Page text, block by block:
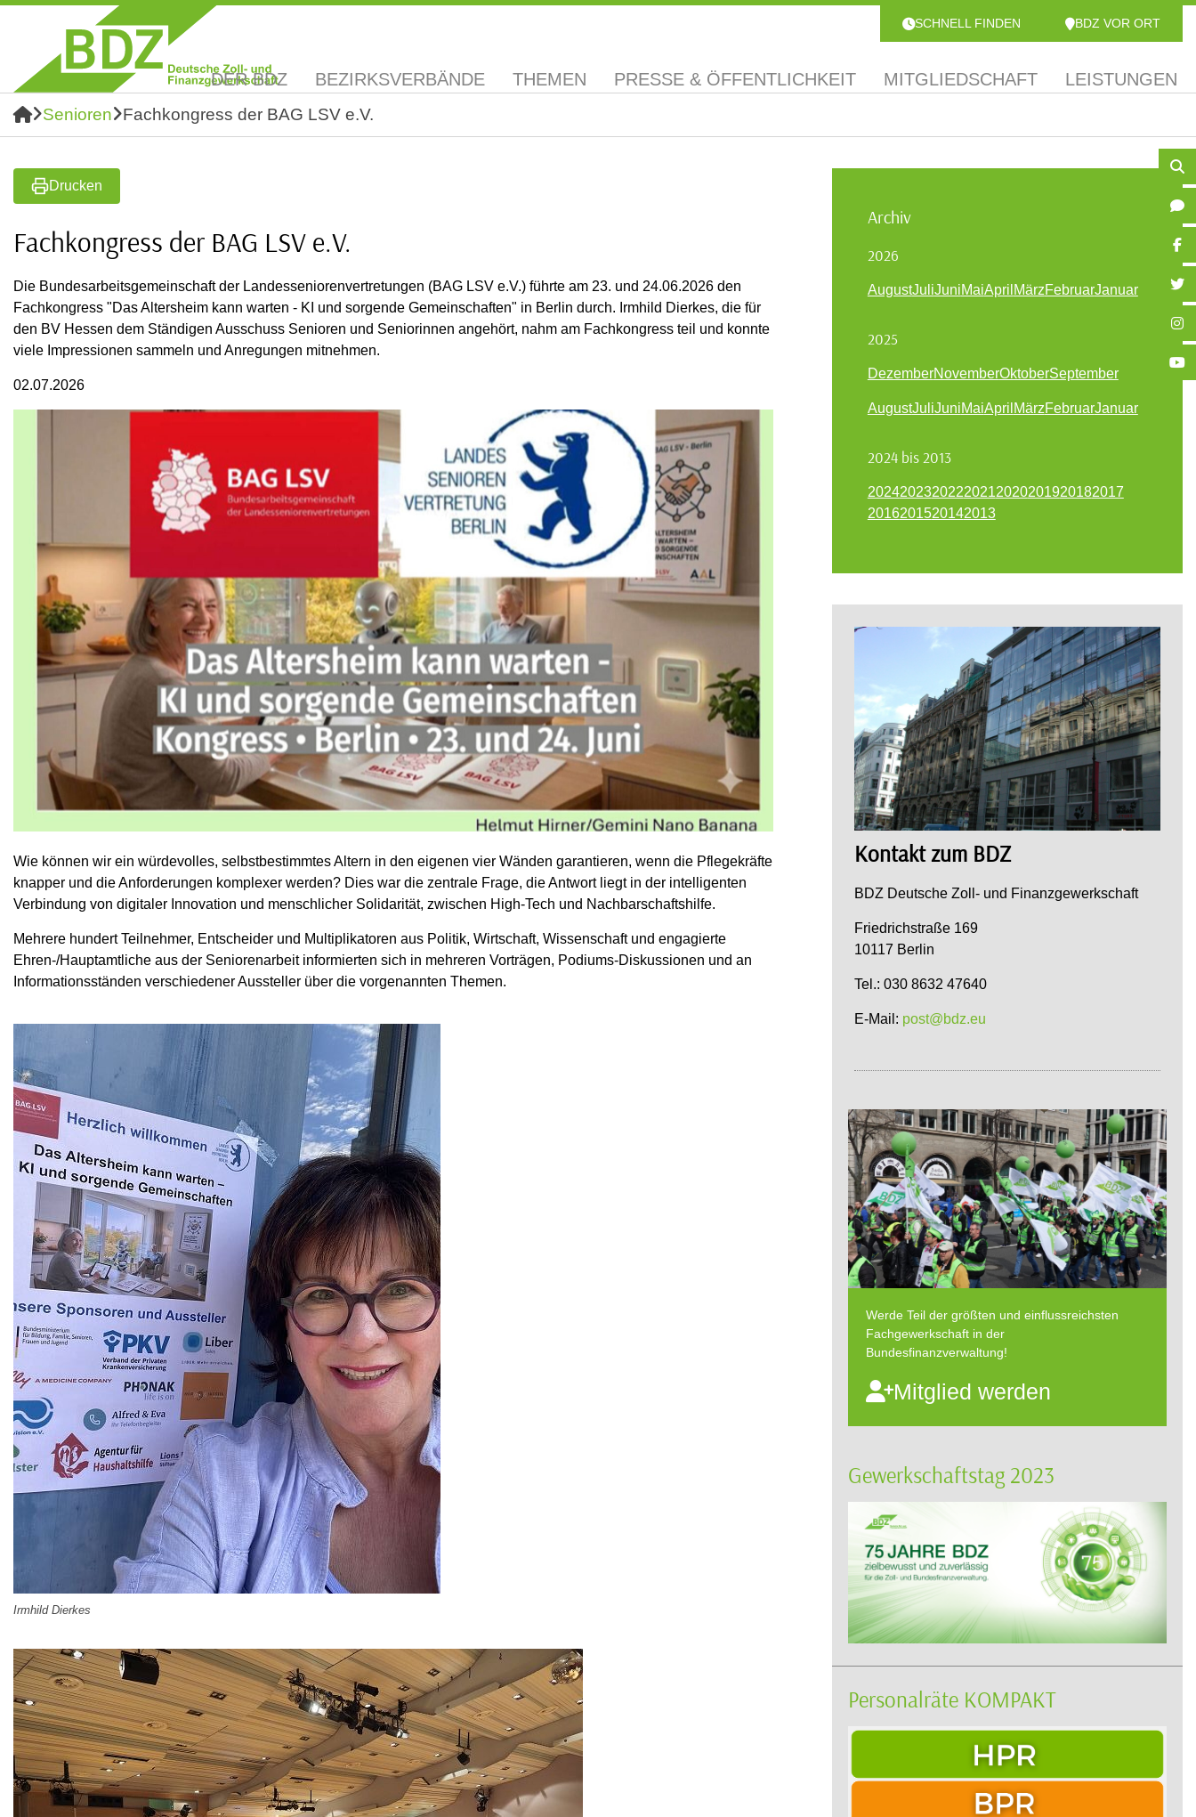
SCHNELL FINDEN BDZ VOR ORT
DER BDZ BEZIRKSVERBÄNDE THEMEN PRESSE & ÖFFENTLICHKEIT MITGLIEDSCHAFT LEISTUNGEN
Senioren Fachkongress der BAG LSV e.V.
Drucken
Fachkongress der BAG LSV e.V.
Die Bundesarbeitsgemeinschaft der Landesseniorenvertretungen (BAG LSV e.V.) führte am 23. und 24.06.2026 den
Fachkongress "Das Altersheim kann warten - KI und sorgende Gemeinschaften" in Berlin durch. Irmhild Dierkes, die für
den BV Hessen dem Ständigen Ausschuss Senioren und Seniorinnen angehört, nahm am Fachkongress teil und konnte
viele Impressionen sammeln und Anregungen mitnehmen.
02.07.2026
Wie können wir ein würdevolles, selbstbestimmtes Altern in den eigenen vier Wänden garantieren, wenn die Pflegekräfte
knapper und die Anforderungen komplexer werden? Dies war die zentrale Frage, die Antwort liegt in der intelligenten
Verbindung von digitaler Innovation und menschlicher Solidarität, zwischen High-Tech und Nachbarschaftshilfe.
Mehrere hundert Teilnehmer, Entscheider und Multiplikatoren aus Politik, Wirtschaft, Wissenschaft und engagierte
Ehren-/Hauptamtliche aus der Seniorenarbeit informierten sich in mehreren Vorträgen, Podiums-Diskussionen und an
Informationsständen verschiedener Aussteller über die vorgenannten Themen.
Irmhild Dierkes
Archiv
2026
AugustJuliJuniMaiApril MärzFebruarJanuar
2025
DezemberNovemberOktoberSeptember
AugustJuliJuniMaiApril MärzFebruarJanuar
2024 bis 2013
20242023202220212020201920182017
2016201520142013
Kontakt zum BDZ
BDZ Deutsche Zoll- und Finanzgewerkschaft
Friedrichstraße 169
10117 Berlin
Tel.: 030 8632 47640
E-Mail: post@bdz.eu
Werde Teil der größten und einflussreichsten
Fachgewerkschaft in der
Bundesfinanzverwaltung!
Mitglied werden
Gewerkschaftstag 2023
Personalräte KOMPAKT